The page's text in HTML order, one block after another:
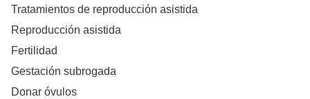
Tratamientos de reproducción asistida
Reproducción asistida
Fertilidad
Gestación subrogada
Donar óvulos